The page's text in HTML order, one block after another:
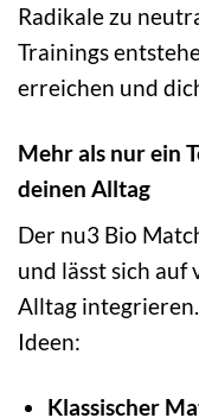
Radikale zu
Trainings
erreichen und
Mehr als nur ein
deinen Alltag
Der nu3 Bio
und lässt sich auf
Alltag
Ideen:
Klassischer